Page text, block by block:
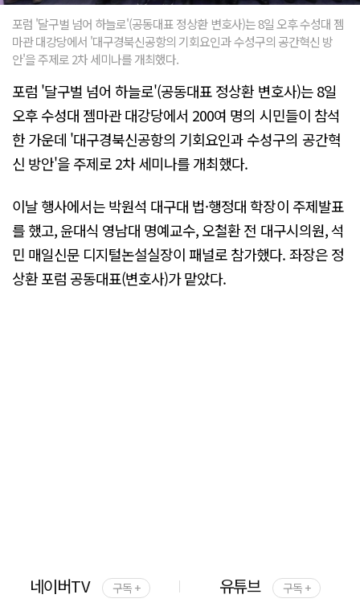
포럼 '달구벌 넘어 하늘로'(공동대표 정상환 변호사)는 8일 오후 수성대 젬
마관 대강당에서 '대구경북신공항의 기회요인과 수성구의 공간혁신 방
안'을 주제로 2차 세미나를 개최했다.
포럼 '달구벌 넘어 하늘로'(공동대표 정상환 변호사)는 8일
오후 수성대 젬마관 대강당에서 200여 명의 시민들이 참석
한 가운데 '대구경북신공항의 기회요인과 수성구의 공간혁
신 방안'을 주제로 2차 세미나를 개최했다.
이날 행사에서는 박원석 대구대 법·행정대 학장이 주제발표
를 했고, 윤대식 영남대 명예교수, 오철환 전 대구시의원, 석
민 매일신문 디지털논설실장이 패널로 참가했다. 좌장은 정
상환 포럼 공동대표(변호사)가 맡았다.
네이버TV 구독 + 유튜브 구독 +